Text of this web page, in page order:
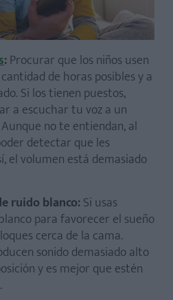
:Procurar que los niños usen
de horas posibles y a
Si los tienen puestos,
a escuchar tu voz a un
no te entiendan, al
detectar que les
el volumen está demasiado
ruido blanco:Si usas
para favorecer el sueño
cerca de la cama.
sonido demasiado alto
y es mejor que estén